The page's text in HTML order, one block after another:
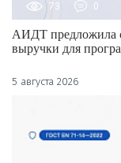
73 0
АИДТ предложила
выручки для
5 августа 2026